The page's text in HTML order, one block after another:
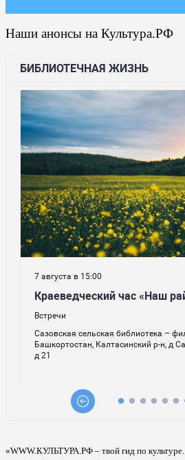
Наши анонсы на Культура.РФ
«WWW.КУЛЬТУРА.РФ – твой гид по культуре.